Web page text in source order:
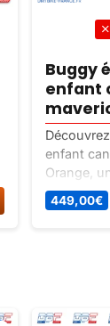
Buggy
enfant
enfant
Orange,
449,00€